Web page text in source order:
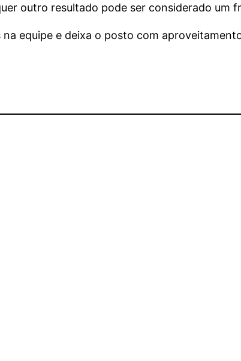
outro resultado pode ser considerado um
equipe e deixa o posto com